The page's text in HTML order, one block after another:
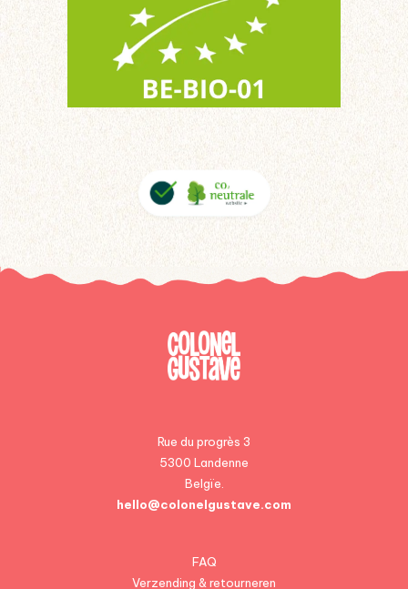
Rue du progrès 3
5300 Landenne
Belgïe.
hello@colonelgustave.com
FAQ
Verzending & retourneren